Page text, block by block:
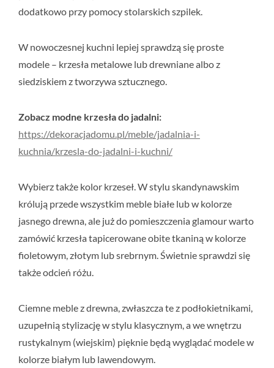
dodatkowo przy pomocy stolarskich szpilek.
W nowoczesnej kuchni lepiej sprawdzą się proste
modele – krzesła metalowe lub drewniane albo z
siedziskiem z tworzywa sztucznego.
Zobacz modne krzesła do jadalni:
https://dekoracjadomu.pl/meble/jadalnia-i-
kuchnia/krzesla-do-jadalni-i-kuchni/
Wybierz także kolor krzeseł. W stylu skandynawskim
królują przede wszystkim meble białe lub w kolorze
jasnego drewna, ale już do pomieszczenia glamour warto
zamówić krzesła tapicerowane obite tkaniną w kolorze
fioletowym, złotym lub srebrnym. Świetnie sprawdzi się
także odcień różu.
Ciemne meble z drewna, zwłaszcza te z podłokietnikami,
uzupełnią stylizację w stylu klasycznym, a we wnętrzu
rustykalnym (wiejskim) pięknie będą wyglądać modele w
kolorze białym lub lawendowym.